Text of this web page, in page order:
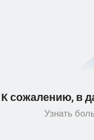
К сожалению, в
Узнать